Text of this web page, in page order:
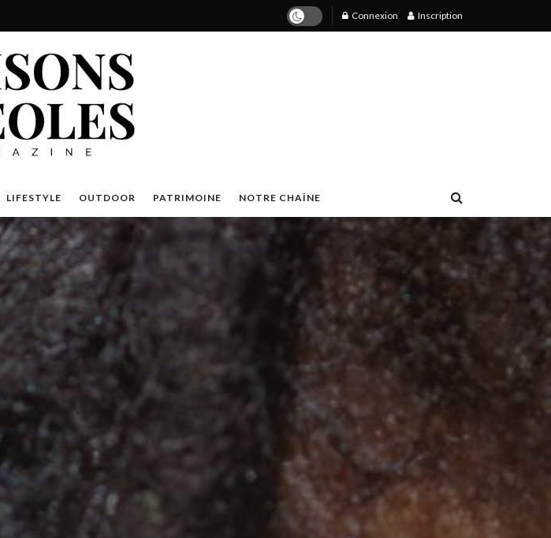
Connexion Inscription
LIFESTYLE OUTDOOR PATRIMOINE NOTRE CHAÎNE